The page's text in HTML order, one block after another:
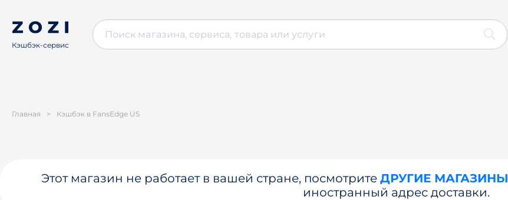
Кэшбэк-сервис
Главная > Кэшбэк в FansEdge US
Этот магазин не работает в вашей стране, посмотрите ДРУГИЕ МАГАЗИНЫ
иностранный адрес доставки.